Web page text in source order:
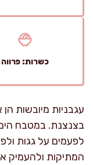
כשרות: פרווה
עגבניות מיובשות
בצנצנת. במטבח
לפעמים על גגות
המתיקות ולהעמיק